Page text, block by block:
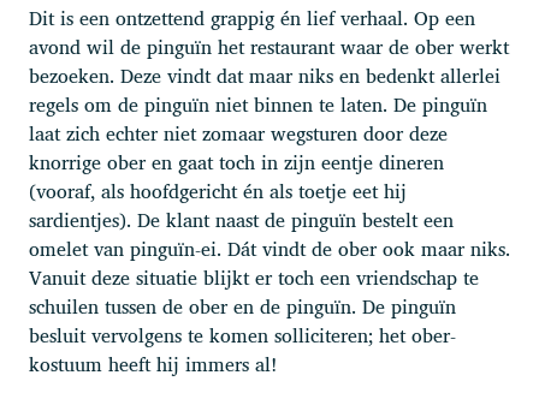
Dit is een ontzettend grappig én lief verhaal. Op een
avond wil de pinguïn het restaurant waar de ober werkt
bezoeken. Deze vindt dat maar niks en bedenkt allerlei
regels om de pinguïn niet binnen te laten. De pinguïn
laat zich echter niet zomaar wegsturen door deze
knorrige ober en gaat toch in zijn eentje dineren
(vooraf, als hoofdgericht én als toetje eet hij
sardientjes). De klant naast de pinguïn bestelt een
omelet van pinguïn-ei. Dát vindt de ober ook maar niks.
Vanuit deze situatie blijkt er toch een vriendschap te
schuilen tussen de ober en de pinguïn. De pinguïn
besluit vervolgens te komen solliciteren; het ober-
kostuum heeft hij immers al!